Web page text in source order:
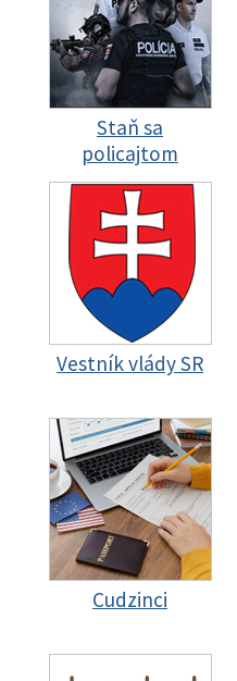
Staň sa
policajtom
Vestník vlády SR
Cudzinci